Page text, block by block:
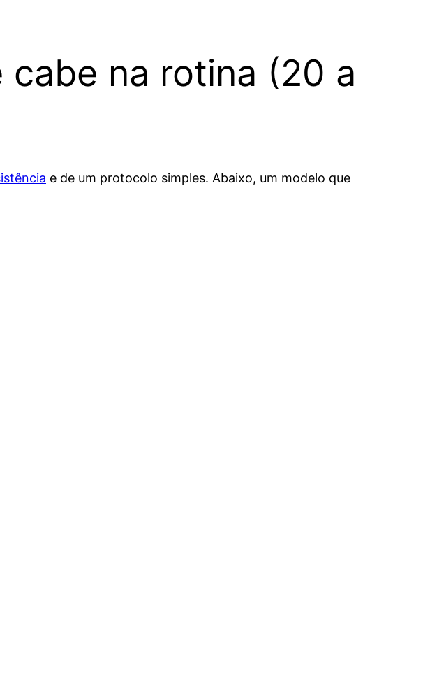
na rotina (20 a
e de um protocolo simples. Abaixo, um modelo que